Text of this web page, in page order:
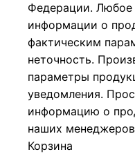
Федерации. Любое
информации о
фактическим
неточность.
параметры
уведомления.
информацию о
наших
Корзина